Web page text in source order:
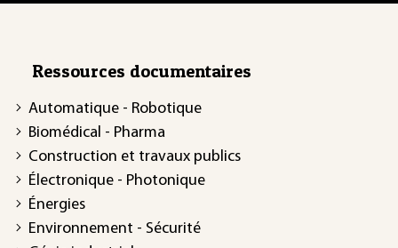
Ressources documentaires
Automatique - Robotique
Biomédical - Pharma
Construction et travaux publics
Électronique - Photonique
Énergies
Environnement - Sécurité